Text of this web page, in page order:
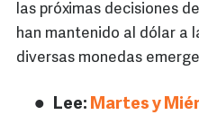
las próximas decisiones
han mantenido al dólar a
diversas monedas
Lee: Martes y